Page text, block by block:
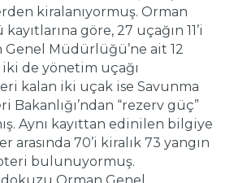
kiralanıyormuş. Orman
göre, 27 uçağın 11’i
Genel Müdürlüğü’ne ait 12
de yönetim uçağı
kalan iki uçak ise Savunma
Bakanlığı’ndan “rezerv güç”
Aynı kayıttan edinilen bilgiye
arasında 70’i kiralık 73 yangın
bulunuyormuş.